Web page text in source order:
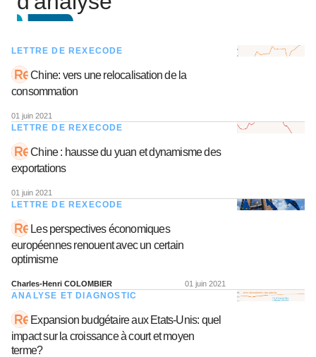
LETTRE DE REXECODE
Chine: vers une relocalisation de la
consommation
01 juin 2021
LETTRE DE REXECODE
Chine : hausse du yuan et dynamisme des
exportations
01 juin 2021
LETTRE DE REXECODE
Les perspectives économiques
européennes renouent avec un certain
optimisme
Charles-Henri COLOMBIER 01 juin 2021
ANALYSE ET DIAGNOSTIC
Expansion budgétaire aux Etats-Unis: quel
impact sur la croissance à court et moyen
terme?